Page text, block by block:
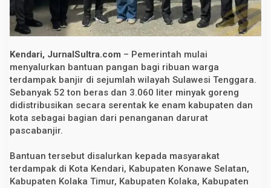
B
e
r
a
u
t
u
k
K
o
r
B
a
n
j
Kendari, JurnalSultra.com – Pemerintah mulai
menyalurkan bantuan pangan bagi ribuan warga
terdampak banjir di sejumlah wilayah Sulawesi Tenggara.
Sebanyak 52 ton beras dan 3.060 liter minyak goreng
didistribusikan secara serentak ke enam kabupaten dan
kota sebagai bagian dari penanganan darurat
pascabanjir.
Bantuan tersebut disalurkan kepada masyarakat
terdampak di Kota Kendari, Kabupaten Konawe Selatan,
Kabupaten Kolaka Timur, Kabupaten Kolaka, Kabupaten